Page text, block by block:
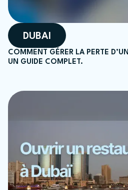
DUBAI
COMMENT GÉRER LA PERTE
UN GUIDE COMPLET.